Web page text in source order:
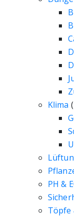
Klima
PH &
Töpfe